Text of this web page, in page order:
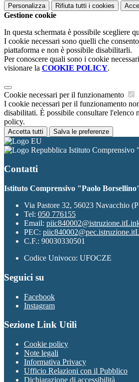
Personalizza Rifiuta tutti i cookies
Gestione cookie
In questa schermata è possibile scegliere
I cookie necessari sono quelli che
piattaforma e non è possibile disabilitarli.
Per conoscere quali sono i cookie
visionare la COOKIE POLICY.
Cookie necessari per il funzionamento
I cookie necessari per il funzionamento
disabilitati. È possibile consultare l'elenco
policy.
Accetta tutti Salva le preferenze
Istituto Comprensivo
Contatti
Istituto Comprensivo "Paolo
Via Pastore 32, 56023 Navacchio
Tel: 050 776155
Email: piic840002@istruzione.it
PEC: piic840002@pec.istruzione.it
C.F.: 90030330501
Codice Univoco: UFOCZE
Seguici su
Facebook
Instagram
Sezione Link Utili
Cookie policy
Note legali
Informativa Privacy
Ufficio Relazioni con il Pubblico
Dichiarazione di accessibilità